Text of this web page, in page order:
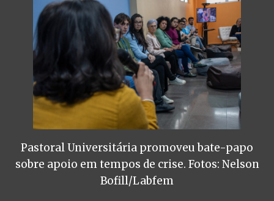
Pastoral Universitária promoveu bate-papo
sobre apoio em tempos de crise. Fotos: Nelson
Bofill/Labfem